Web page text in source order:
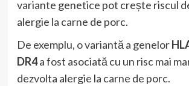
variante genetice pot crește riscul
alergie la carne de porc.
De exemplu, o variantă a genelor
DR4a fost asociată cu un risc mai
dezvolta alergie la carne de porc.